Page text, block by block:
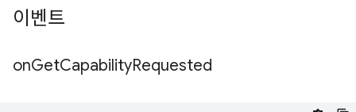
이벤트
onGetCapabilityRequested